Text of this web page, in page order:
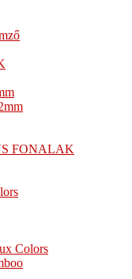
FONALAK
Colors